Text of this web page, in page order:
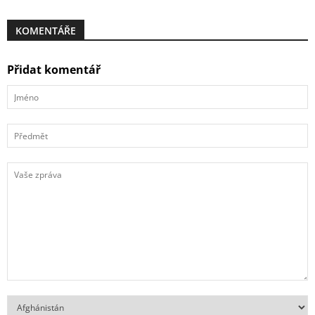
KOMENTÁŘE
Přidat komentář
Jméno
Předmět
Vaše
zpráva
Země